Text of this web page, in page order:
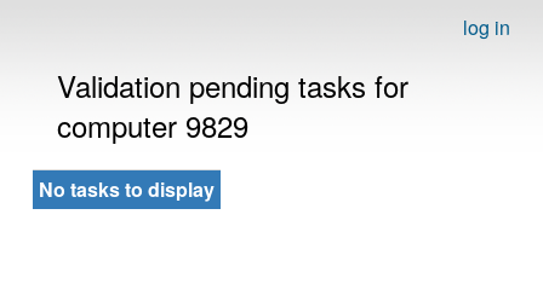
log in
Validation pending tasks for
computer 9829
No tasks to display